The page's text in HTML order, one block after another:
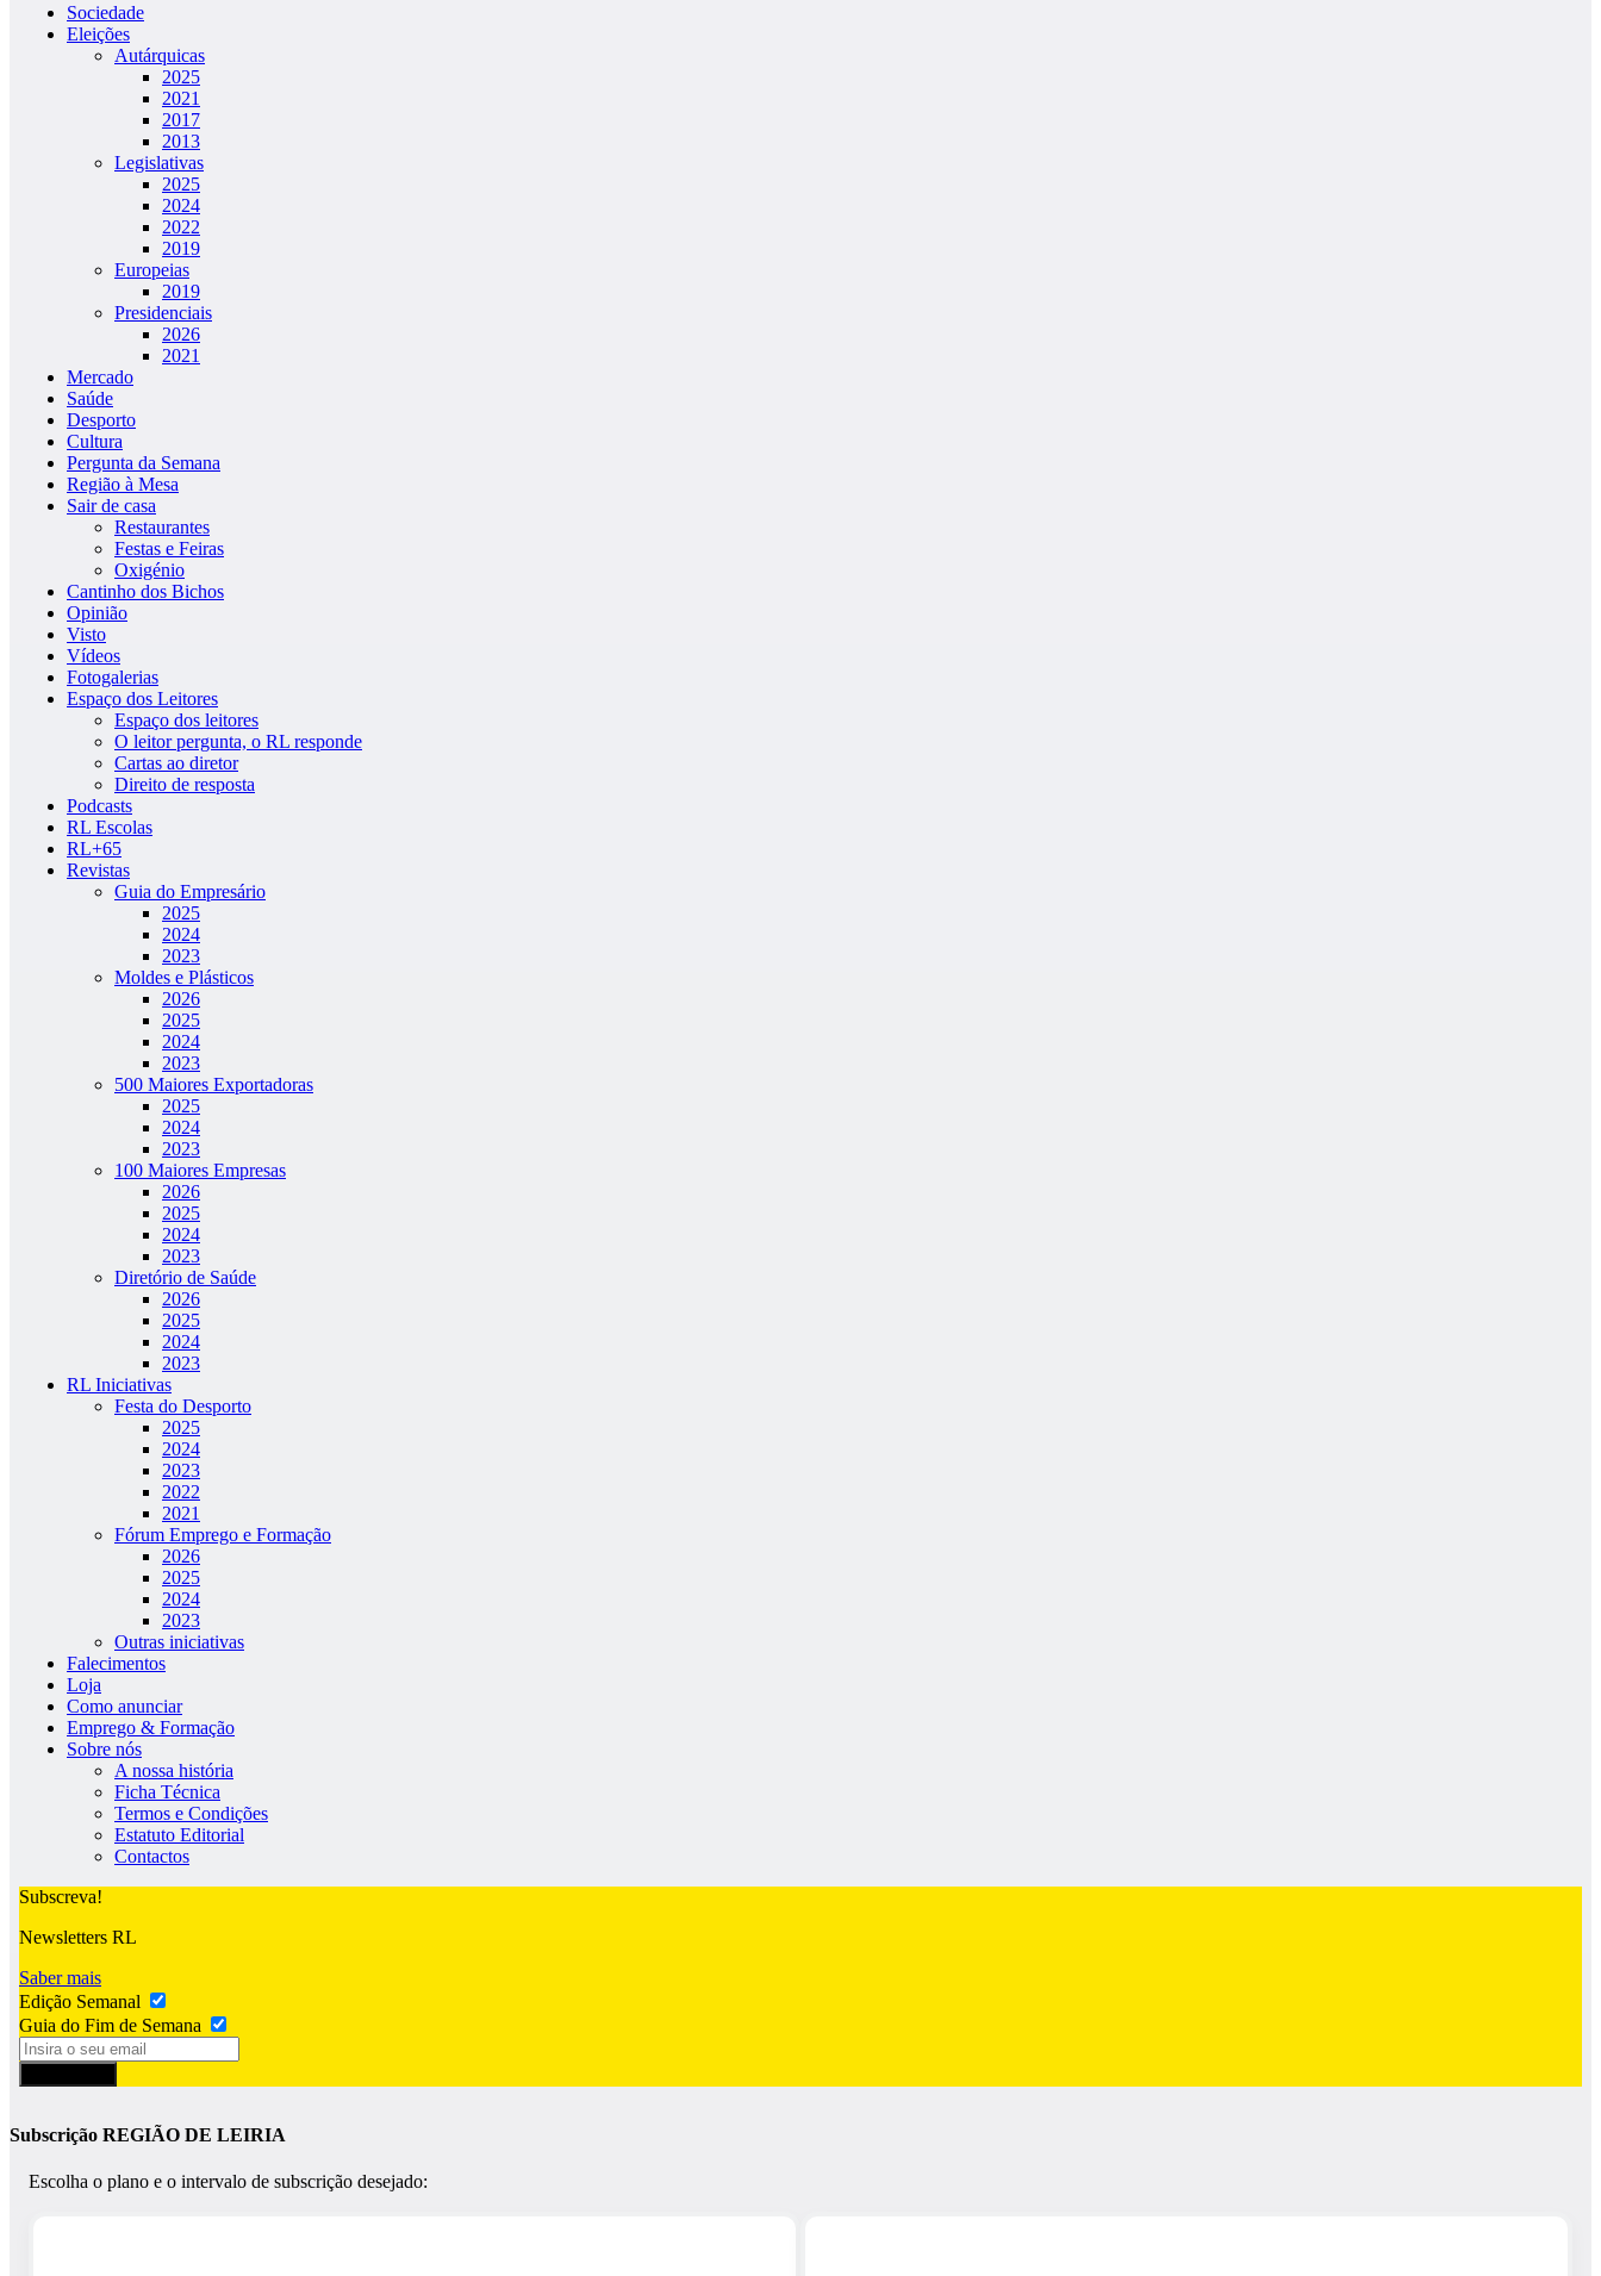
Sociedade
Eleições
Autárquicas
2025
2021
2017
2013
Legislativas
2025
2024
2022
2019
Europeias
2019
Presidenciais
2026
2021
Mercado
Saúde
Desporto
Cultura
Pergunta da Semana
Região à Mesa
Sair de casa
Restaurantes
Festas e Feiras
Oxigénio
Cantinho dos Bichos
Opinião
Visto
Vídeos
Fotogalerias
Espaço dos Leitores
Espaço dos leitores
O leitor pergunta, o RL responde
Cartas ao diretor
Direito de resposta
Podcasts
RL Escolas
RL+65
Revistas
Guia do Empresário
2025
2024
2023
Moldes e Plásticos
2026
2025
2024
2023
500 Maiores Exportadoras
2025
2024
2023
100 Maiores Empresas
2026
2025
2024
2023
Diretório de Saúde
2026
2025
2024
2023
RL Iniciativas
Festa do Desporto
2025
2024
2023
2022
2021
Fórum Emprego e Formação
2026
2025
2024
2023
Outras iniciativas
Falecimentos
Loja
Como anunciar
Emprego & Formação
Sobre nós
A nossa história
Ficha Técnica
Termos e Condições
Estatuto Editorial
Contactos
Subscreva!
Newsletters RL
Saber mais
Edição Semanal
Guia do Fim de Semana
Subscrição REGIÃO DE LEIRIA
Escolha o plano e o intervalo de subscrição desejado: